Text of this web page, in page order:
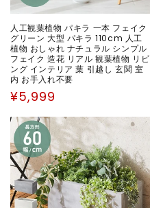
人工観葉植物 パキラ 一本 フェイク
グリーン 大型 パキラ 110cm 人工
植物 おしゃれ ナチュラル シンプル
フェイク 造花 リアル 観葉植物 リビ
ング インテリア 葉 引越し 玄関 室
内 お手入れ不要
通
価
格
¥5,999